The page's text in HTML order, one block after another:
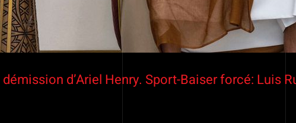
d’Ariel Henry. Sport-Baiser forcé: Luis